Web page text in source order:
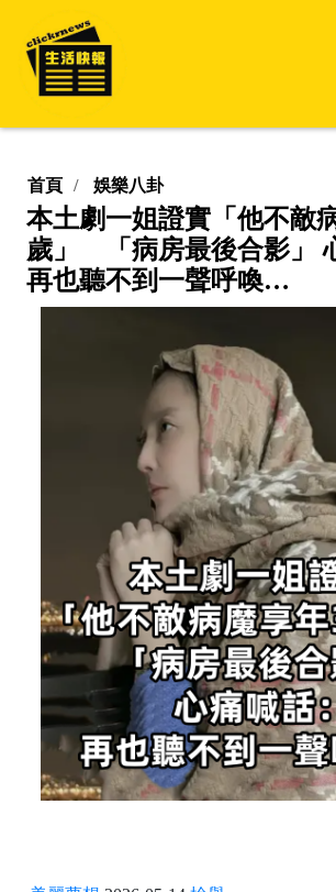
首頁 娛樂八卦
本土劇一姐證實「他不敵
歲」 「病房最後合影」
再也聽不到一聲呼喚…